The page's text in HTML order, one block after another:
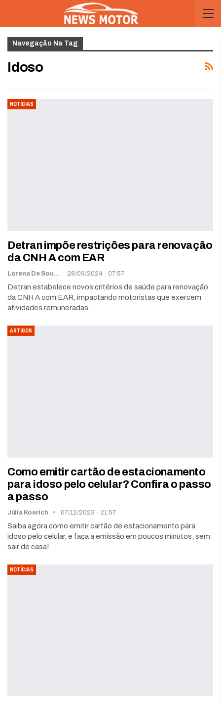
Navegação Na Tag
Idoso
NOTÍCIAS
Detran impõe restrições para renovação
da CNH A com EAR
Lorena De Sousa 28/09/2024 - 07:57
Detran estabelece novos critérios de saúde para renovação
da CNH A com EAR, impactando motoristas que exercem
atividades remuneradas.
ARTIGOS
Como emitir cartão de estacionamento
para idoso pelo celular? Confira o passo
a passo
Júlia Koerich 07/12/2023 - 21:57
Saiba agora como emitir cartão de estacionamento para
idoso pelo celular, e faça a emissão em poucos minutos, sem
sair de casa!
NOTÍCIAS